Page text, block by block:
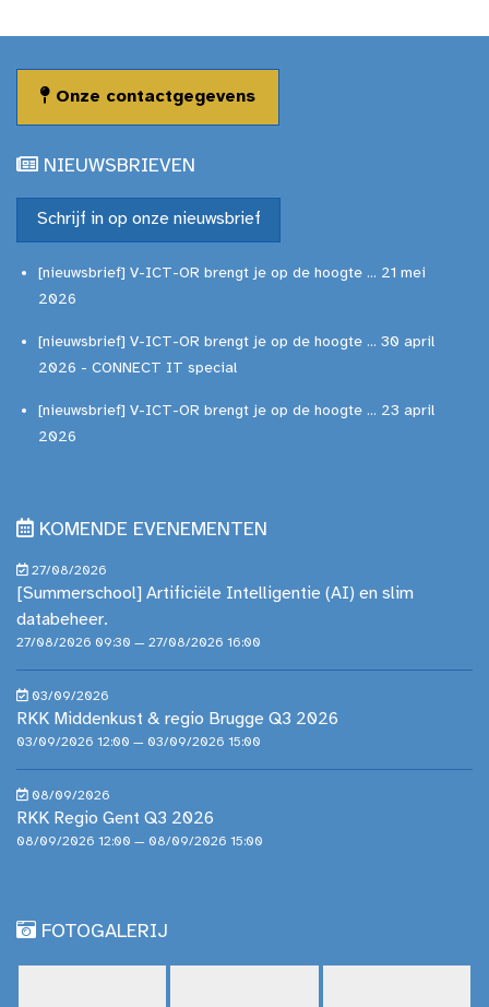
Onze contactgegevens
NIEUWSBRIEVEN
Schrijf in op onze nieuwsbrief
[nieuwsbrief] V-ICT-OR brengt je op de hoogte ... 21 mei
2026
[nieuwsbrief] V-ICT-OR brengt je op de hoogte ... 30 april
2026 - CONNECT IT special
[nieuwsbrief] V-ICT-OR brengt je op de hoogte ... 23 april
2026
KOMENDE EVENEMENTEN
27/08/2026
[Summerschool] Artificiële Intelligentie (AI) en slim
databeheer.
27/08/2026 09:30 — 27/08/2026 16:00
03/09/2026
RKK Middenkust & regio Brugge Q3 2026
03/09/2026 12:00 — 03/09/2026 15:00
08/09/2026
RKK Regio Gent Q3 2026
08/09/2026 12:00 — 08/09/2026 15:00
FOTOGALERIJ